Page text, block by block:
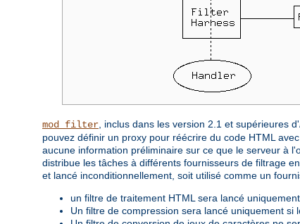
mod_filter , inclus dans les version 2.1 et supérieures
pouvez définir un proxy pour réécrire du code HTML
aucune information préliminaire sur ce que le serveur à
distribue les tâches à différents fournisseurs de filtrage
et lancé inconditionnellement, soit utilisé comme un
un filtre de traitement HTML sera lancé
Un filtre de compression sera lancé uniquement